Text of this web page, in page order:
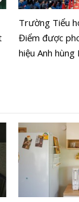
Trường Tiểu
Điểm được
hiệu Anh hùng